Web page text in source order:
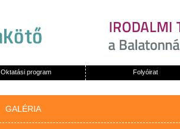
Oktatási program Folyóirat
GALÉRIA